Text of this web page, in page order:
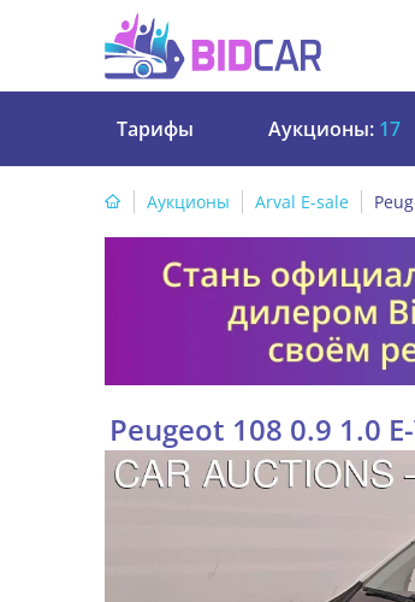
Тарифы Аукционы: 17
Аукционы Arval E-sale
Peugeot 108 0.9 1.0